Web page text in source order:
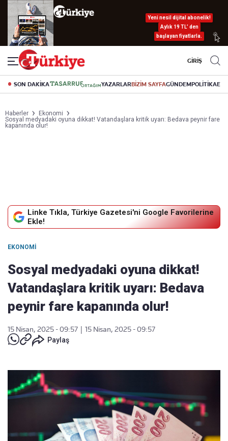
Yeni nesil dijital abonelik!
Aylık 19 TL’ den
başlayan fiyatlarla.
GİRİŞ
SON DAKİKA YAZARLARBİZİM SAYFAGÜNDEMPOLİTİKA
Haberler
Ekonomi
Sosyal medyadaki oyuna dikkat! Vatandaşlara kritik uyarı: Bedava peynir fare
kapanında olur!
Linke Tıkla, Türkiye Gazetesi'ni Google Favorilerine
Ekle!
EKONOMI
Sosyal medyadaki oyuna dikkat!
Vatandaşlara kritik uyarı: Bedava
peynir fare kapanında olur!
15 Nisan, 2025 - 09:57
15 Nisan, 2025 - 09:57
Paylaş